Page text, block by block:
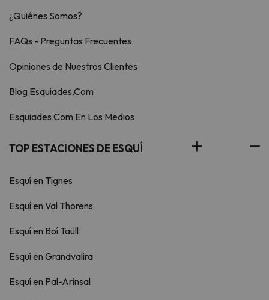
¿Quiénes Somos?
FAQs - Preguntas Frecuentes
Opiniones de Nuestros Clientes
Blog Esquiades.Com
Esquiades.Com En Los Medios
TOP ESTACIONES DE ESQUÍ
Esquí en Tignes
Esquí en Val Thorens
Esquí en Boí Taüll
Esquí en Grandvalira
Esquí en Pal-Arinsal